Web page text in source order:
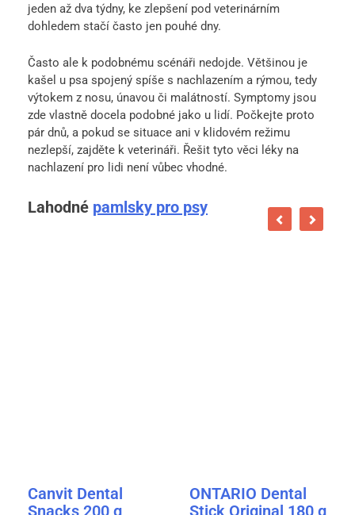
jeden až dva týdny, ke zlepšení pod veterinárním
dohledem stačí často jen pouhé dny.
Často ale k podobnému scénáři nedojde. Většinou je
kašel u psa spojený spíše s nachlazením a rýmou, tedy
výtokem z nosu, únavou či malátností. Symptomy jsou
zde vlastně docela podobné jako u lidí. Počkejte proto
pár dnů, a pokud se situace ani v klidovém režimu
nezlepší, zajděte k veterináři. Řešit tyto věci léky na
nachlazení pro lidi není vůbec vhodné.
Lahodné pamlsky pro psy
Canvit Dental
ONTARIO Dental